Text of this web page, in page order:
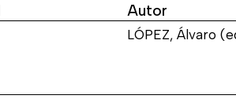
Autor
LÓPEZ, Álvaro